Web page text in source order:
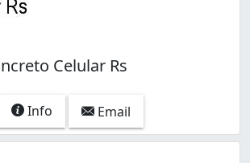
Celular Rs
Info Email